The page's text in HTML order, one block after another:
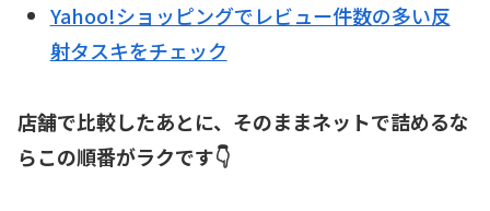
Yahoo!ショッピングでレビュー件数の多い反
射タスキをチェック
店舗で比較したあとに、そのままネットで詰めるな
らこの順番がラクです👇